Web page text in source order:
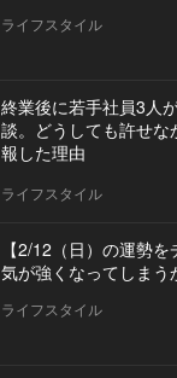
ライフスタイル
終業後に若手社員3人
談。どうしても許せな
報した理由
ライフスタイル
【2/12（日）の運勢
気が強くなってしまう
ライフスタイル